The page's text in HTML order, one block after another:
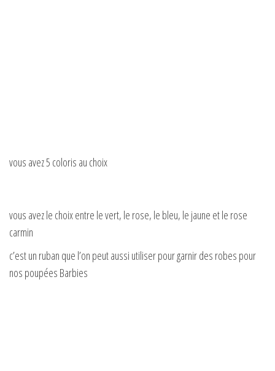
vous avez 5 coloris au choix
vous avez le choix entre le vert, le rose, le bleu, le jaune et le rose
carmin
c’est un ruban que l’on peut aussi utiliser pour garnir des robes pour
nos poupées Barbies